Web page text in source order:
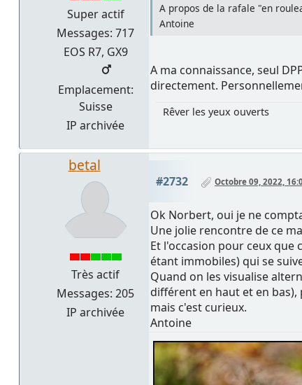
Super actif
Messages: 717
EOS R7, GX9
Emplacement:
Suisse
IP archivée
A propos de la rafale "en
Antoine
A ma connaissance, seul
directement.
Rêver les yeux ouverts
betal
Très actif
Messages: 205
IP archivée
#2732 Octobre 09, 2022,
Ok Norbert, oui je ne
Une jolie rencontre de ce
Et l'occasion pour ceux
étant immobiles) qui se
Quand on les visualise
différent en haut et en
mais c'est curieux.
Antoine